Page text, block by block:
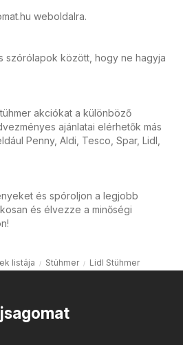
weboldalra.
szórólapok között, hogy ne hagyja
akciókat a különböző
ajánlatai elérhetők más
Penny, Aldi, Tesco, Spar, Lidl,
és spóroljon a legjobb
és élvezze a minőségi
listája Stühmer Lidl Stühmer